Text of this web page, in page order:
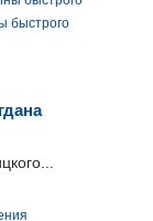
быстрого